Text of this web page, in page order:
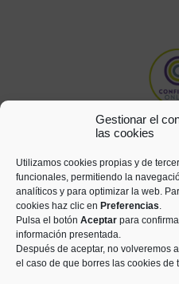
Gestionar el
las cookies
Utilizamos cookies propias y de
funcionales, permitiendo la
analíticos y para optimizar la web.
cookies haz clic en Preferencias.
Pulsa el botón Aceptar para
información presentada.
Después de aceptar, no volveremos
el caso de que borres las cookies de